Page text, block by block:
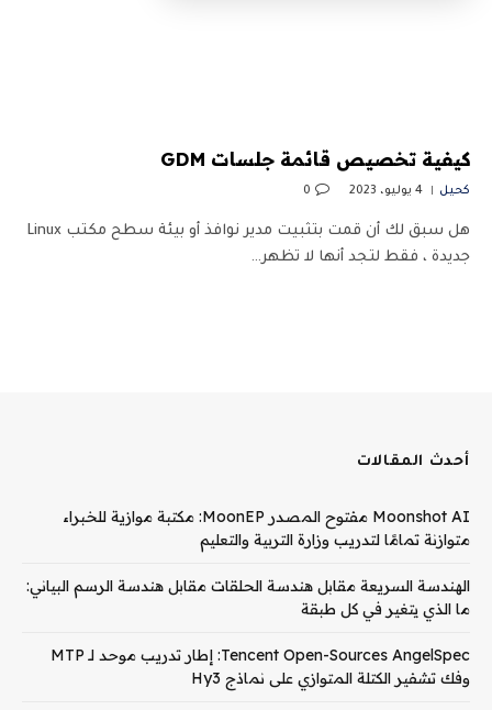
كيفية تخصيص قائمة جلسات GDM
كحيل 4 يوليو، 2023 0
هل سبق لك أن قمت بتثبيت مدير نوافذ أو بيئة سطح مكتب Linux
جديدة ، فقط لتجد أنها لا تظهر…
أحدث المقالات
Moonshot AI مفتوح المصدر MoonEP: مكتبة موازية للخبراء
متوازنة تمامًا لتدريب وزارة التربية والتعليم
الهندسة السريعة مقابل هندسة الحلقات مقابل هندسة الرسم البياني:
ما الذي يتغير في كل طبقة
Tencent Open-Sources AngelSpec: إطار تدريب موحد لـ MTP
وفك تشفير الكتلة المتوازي على نماذج Hy3